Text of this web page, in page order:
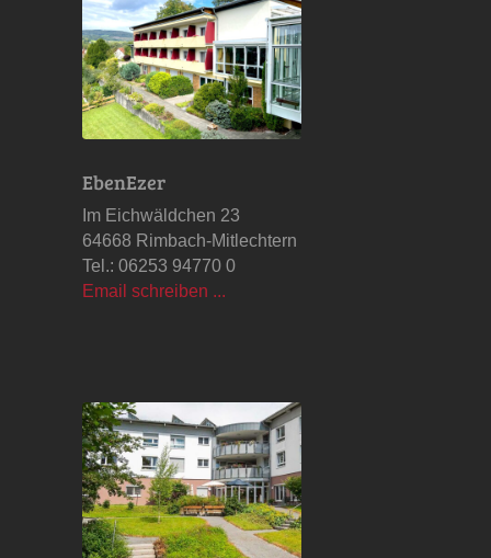
EbenEzer
Im Eichwäldchen 23
64668 Rimbach-Mitlechtern
Tel.: 06253 94770 0
Email schreiben ...